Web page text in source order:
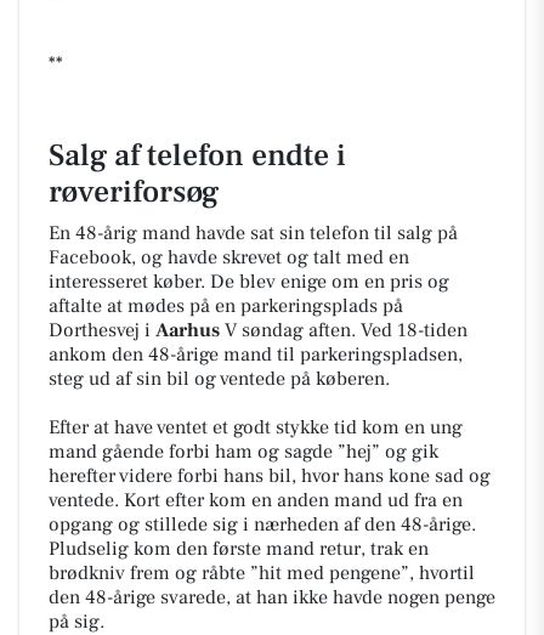
**
Salg af telefon endte i
røveriforsøg
En 48-årig mand havde sat sin telefon til salg på
Facebook, og havde skrevet og talt med en
interesseret køber. De blev enige om en pris og
aftalte at mødes på en parkeringsplads på
Dorthesvej i Aarhus V søndag aften. Ved 18-tiden
ankom den 48-årige mand til parkeringspladsen,
steg ud af sin bil og ventede på køberen.
Efter at have ventet et godt stykke tid kom en ung
mand gående forbi ham og sagde ”hej” og gik
herefter videre forbi hans bil, hvor hans kone sad og
ventede. Kort efter kom en anden mand ud fra en
opgang og stillede sig i nærheden af den 48-årige.
Pludselig kom den første mand retur, trak en
brødkniv frem og råbte ”hit med pengene”, hvortil
den 48-årige svarede, at han ikke havde nogen penge
på sig.